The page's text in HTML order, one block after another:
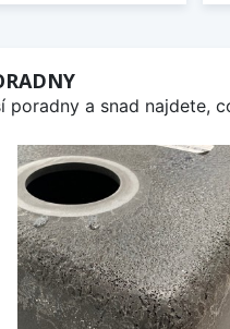
a snad najdete,